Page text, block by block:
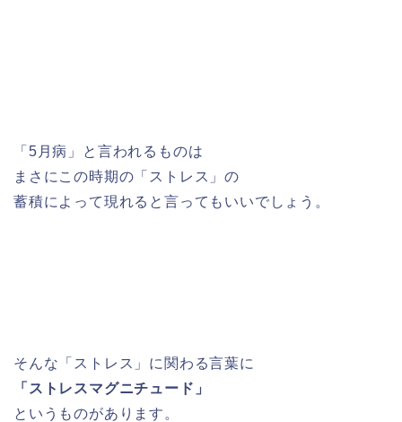
「5月病」と言われるものは
まさにこの時期の「ストレス」の
蓄積によって現れると言ってもいいでしょう。
そんな「ストレス」に関わる言葉に
「ストレスマグニチュード」
というものがあります。